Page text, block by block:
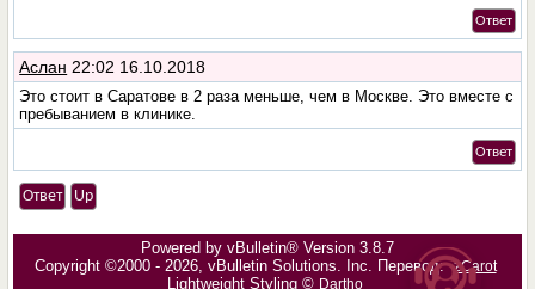
Ответ
Аслан 22:02 16.10.2018
Это стоит в Саратове в 2 раза меньше, чем в Москве. Это вместе с
пребыванием в клинике.
Ответ
Ответ Up
Powered by vBulletin® Version 3.8.7
Copyright ©2000 - 2026, vBulletin Solutions, Inc. Перевод: zCarot
Lightweight Styling © Dartho